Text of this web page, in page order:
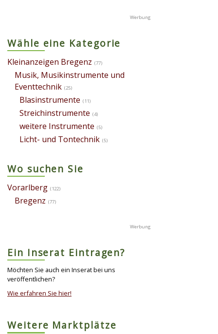
Wähle eine Kategorie
Kleinanzeigen Bregenz (77)
Musik, Musikinstrumente und
Eventtechnik (25)
Blasinstrumente (11)
Streichinstrumente (4)
weitere Instrumente (5)
Licht- und Tontechnik (5)
Wo suchen Sie
Vorarlberg (122)
Bregenz (77)
Ein Inserat Eintragen?
Möchten Sie auch ein Inserat bei uns
veröffentlichen?
Wie erfahren Sie hier!
Weitere Marktplätze